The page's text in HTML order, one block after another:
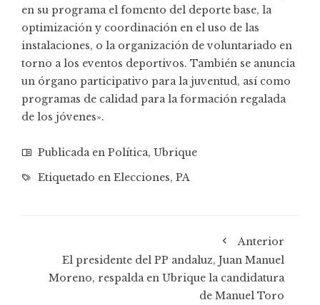
en su programa el fomento del deporte base, la
optimización y coordinación en el uso de las
instalaciones, o la organización de voluntariado en
torno a los eventos deportivos. También se anuncia
un órgano participativo para la juventud, así como
programas de calidad para la formación regalada
de los jóvenes».
Publicada en Política, Ubrique
Etiquetado en Elecciones, PA
Anterior
El presidente del PP andaluz, Juan Manuel
Moreno, respalda en Ubrique la candidatura
de Manuel Toro